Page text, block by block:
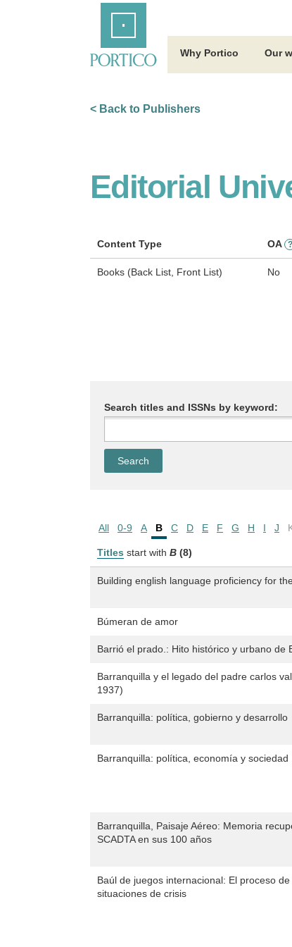
Why Portico Our
< Back to Publishers
Editorial
Content Type OA ?
Books (Back List, Front List) No
Search titles and ISSNs by keyword:
All 0-9 A B C D E F G H I J
Titles start with B (8)
Building english language proficiency for
Búmeran de amor
Barrió el prado.: Hito histórico y urbano de
Barranquilla y el legado del padre carlos
1937)
Barranquilla: política, gobierno y desarrollo
Barranquilla: política, economía y sociedad
Barranquilla, Paisaje Aéreo: Memoria
SCADTA en sus 100 años
Baúl de juegos internacional: El proceso
situaciones de crisis